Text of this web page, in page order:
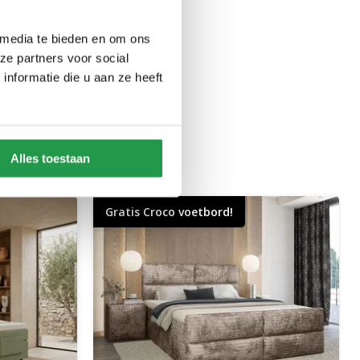
te bieden en om ons
partners voor social
die u aan ze heeft
Alles toestaan
Gratis Croco voetbord!